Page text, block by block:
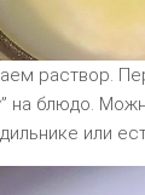
раствор.
на блюдо.
или